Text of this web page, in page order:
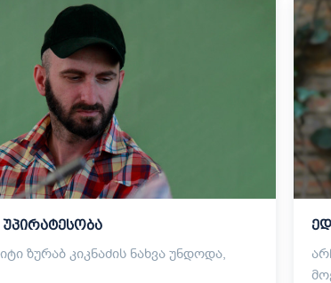
უპირატესობა
ზურაბ კიკნაძის ნახვა უნდოდა,